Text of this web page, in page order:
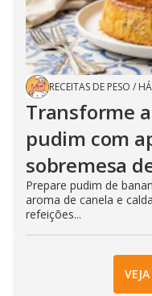
RECEITAS DE PESO /
Transforme
pudim com
sobremesa
Prepare pudim de
aroma de canela e
refeições...